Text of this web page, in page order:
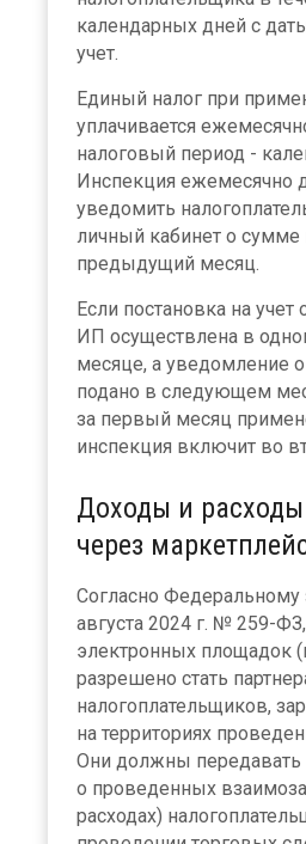
календарных дней с
учет.
Единый налог при
уплачивается
налоговый период -
Инспекция ежемесячно
уведомить
личный кабинет о сумме
предыдущий месяц.
Если постановка на учет
ИП осуществлена в
месяце, а уведомление
подано в следующем
за первый месяц
инспекция включит во
Доходы и
через
Согласно Федеральному
августа 2024 г. № 259-
электронных площадок
разрешено стать
налогоплательщиков,
на территориях
Они должны
о проведенных
расходах)